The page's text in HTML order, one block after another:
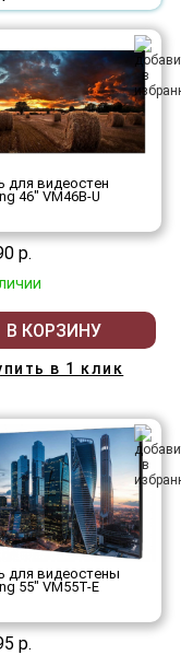
для видеостен
46" VM46B-U
р.
В КОРЗИНУ
в 1 клик
для видеостены
55" VM55T-E
р.